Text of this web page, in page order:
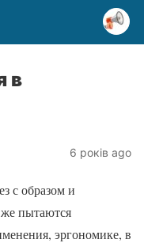
в
6 років ago
с образом и
пытаются
эргономике, в